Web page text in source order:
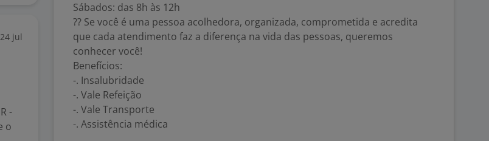
24 jul
-
o
Sábados: das 8h às 12h
?? Se você é uma pessoa acolhedora, organizada, comprometida e acredita
que cada atendimento faz a diferença na vida das pessoas, queremos
conhecer você!
Benefícios:
-. Insalubridade
-. Vale Refeição
-. Vale Transporte
-. Assistência médica